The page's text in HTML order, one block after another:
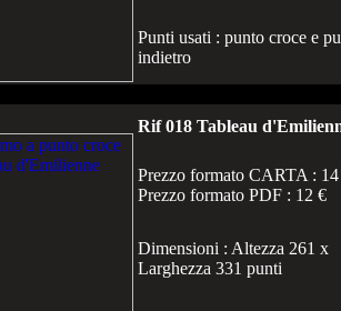
Punti usati : punto croce e
indietro
Rif 018 Tableau
Prezzo formato CARTA :
Prezzo formato PDF : 12 €
Dimensioni : Altezza 261 x
Larghezza 331 punti